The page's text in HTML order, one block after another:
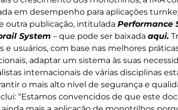
em desempenho para aplicações
outra publicação, intitulada Performance
System – que pode ser baixada aqui.
e usuários, com base nas melhores
adaptar um sistema às suas
internacionais de várias disciplinas
o mais alto nível de segurança e
“Estamos convencidos de que este